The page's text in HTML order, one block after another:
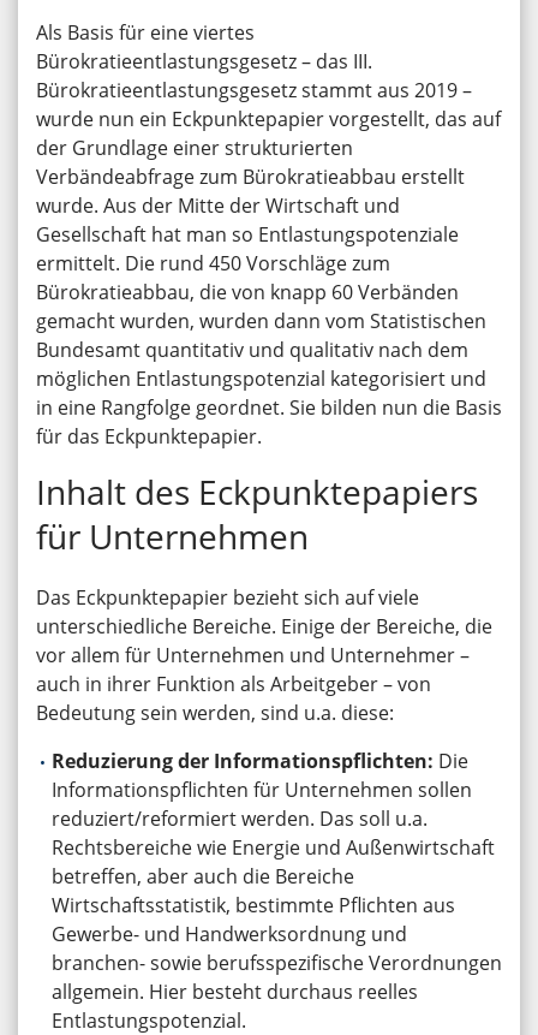
Als Basis für eine viertes
Bürokratieentlastungsgesetz – das III.
Bürokratieentlastungsgesetz stammt aus 2019 –
wurde nun ein Eckpunktepapier vorgestellt, das auf
der Grundlage einer strukturierten
Verbändeabfrage zum Bürokratieabbau erstellt
wurde. Aus der Mitte der Wirtschaft und
Gesellschaft hat man so Entlastungspotenziale
ermittelt. Die rund 450 Vorschläge zum
Bürokratieabbau, die von knapp 60 Verbänden
gemacht wurden, wurden dann vom Statistischen
Bundesamt quantitativ und qualitativ nach dem
möglichen Entlastungspotenzial kategorisiert und
in eine Rangfolge geordnet. Sie bilden nun die Basis
für das Eckpunktepapier.
Inhalt des Eckpunktepapiers
für Unternehmen
Das Eckpunktepapier bezieht sich auf viele
unterschiedliche Bereiche. Einige der Bereiche, die
vor allem für Unternehmen und Unternehmer –
auch in ihrer Funktion als Arbeitgeber – von
Bedeutung sein werden, sind u.a. diese:
Reduzierung der Informationspflichten: Die
Informationspflichten für Unternehmen sollen
reduziert/reformiert werden. Das soll u.a.
Rechtsbereiche wie Energie und Außenwirtschaft
betreffen, aber auch die Bereiche
Wirtschaftsstatistik, bestimmte Pflichten aus
Gewerbe- und Handwerksordnung und
branchen- sowie berufsspezifische Verordnungen
allgemein. Hier besteht durchaus reelles
Entlastungspotenzial.